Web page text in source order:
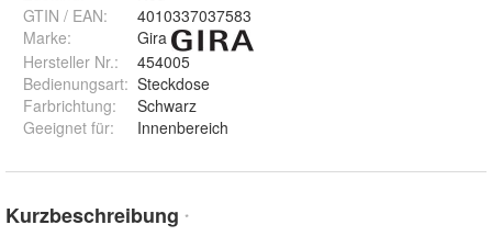
GTIN / EAN:
4010337037583
Marke:
Gira
Hersteller Nr.:
454005
Bedienungsart: Steckdose
Farbrichtung:
Schwarz
Geeignet für: Innenbereich
Kurzbeschreibung *